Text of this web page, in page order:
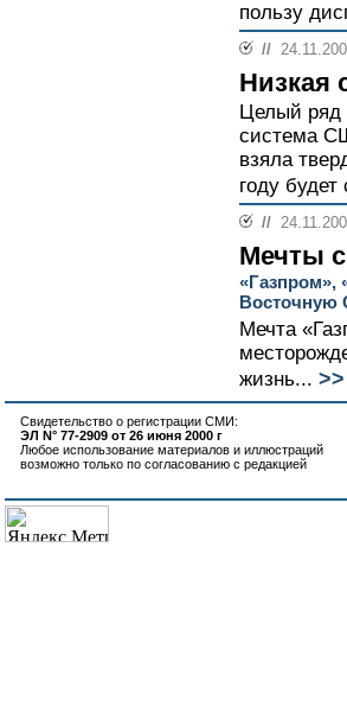
пользу
//
Низкая
Целый ряд
система
взяла
году
//
Мечты
«Газпром»,
Восточную
Мечта
жизнь... >>
Свидетельство о регистрации СМИ:
ЭЛ N° 77-2909 от 26 июня 2000 г
Любое использование материалов и иллюстраций
возможно только по согласованию с редакцией